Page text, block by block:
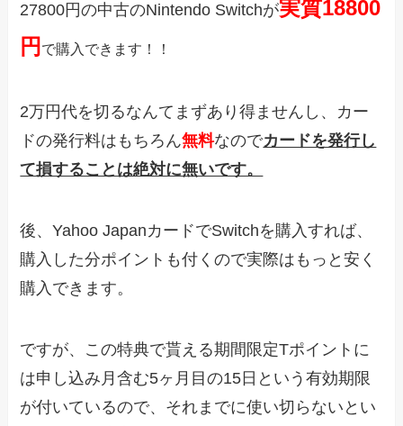
27800円の中古のNintendo Switchが実質18800
円 で購入できます！！
2万円代を切るなんてまずあり得ませんし、カー
ドの発行料はもちろん無料なのでカードを発行し
て損することは絶対に無いです。
後、Yahoo JapanカードでSwitchを購入すれば、
購入した分ポイントも付くので実際はもっと安く
購入できます。
ですが、この特典で貰える期間限定Tポイントに
は申し込み月含む5ヶ月目の15日という有効期限
が付いているので、それまでに使い切らないとい